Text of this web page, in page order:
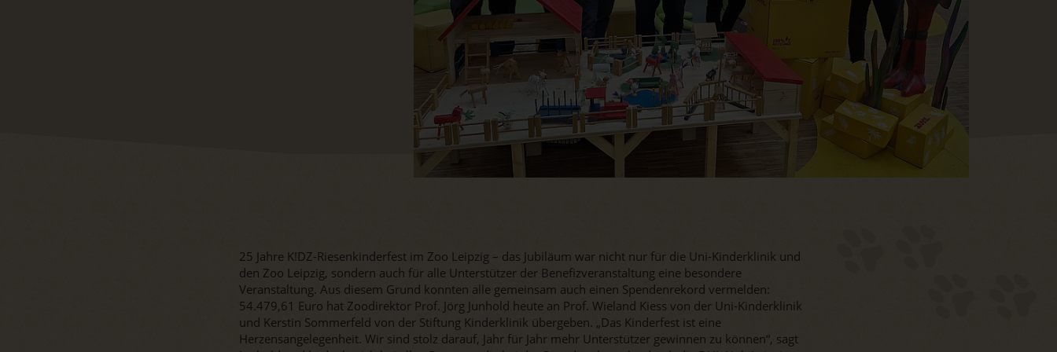
25 Jahre K!DZ-Riesenkinderfest im Zoo Leipzig – das Jubiläum war nicht nur für die Uni-Kinderklinik und
den Zoo Leipzig, sondern auch für alle Unterstützer der Benefizveranstaltung eine besondere
Veranstaltung. Aus diesem Grund konnten alle gemeinsam auch einen Spendenrekord vermelden:
54.479,61 Euro hat Zoodirektor Prof. Jörg Junhold heute an Prof. Wieland Kiess von der Uni-Kinderklinik
und Kerstin Sommerfeld von der Stiftung Kinderklinik übergeben. „Das Kinderfest ist eine
Herzensangelegenheit. Wir sind stolz darauf, Jahr für Jahr mehr Unterstützer gewinnen zu können“, sagt